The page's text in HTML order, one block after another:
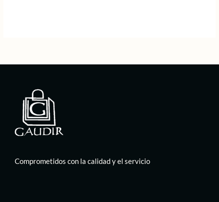
Comprometidos con la calidad y el servicio